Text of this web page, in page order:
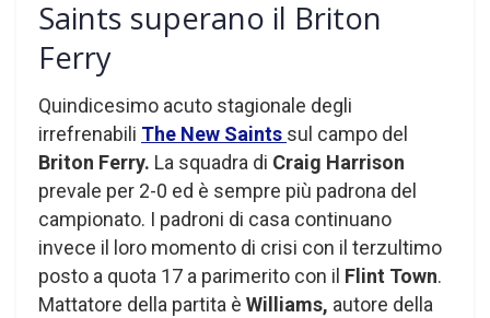
Saints superano il Briton
Ferry
Quindicesimo acuto stagionale degli
irrefrenabili The New Saints sul campo del
Briton Ferry. La squadra di Craig Harrison
prevale per 2-0 ed è sempre più padrona del
campionato. I padroni di casa continuano
invece il loro momento di crisi con il terzultimo
posto a quota 17 a parimerito con il Flint Town.
Mattatore della partita è Williams, autore della